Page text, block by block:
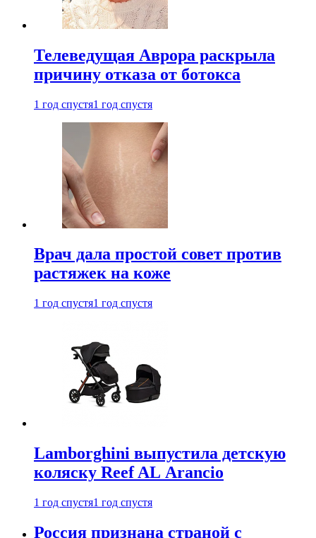
Телеведущая Аврора раскрыла
причину отказа от ботокса
1 год спустя1 год спустя
Врач дала простой совет против
растяжек на коже
1 год спустя1 год спустя
Lamborghini выпустила детскую
коляску Reef AL Arancio
1 год спустя1 год спустя
Россия признана страной с